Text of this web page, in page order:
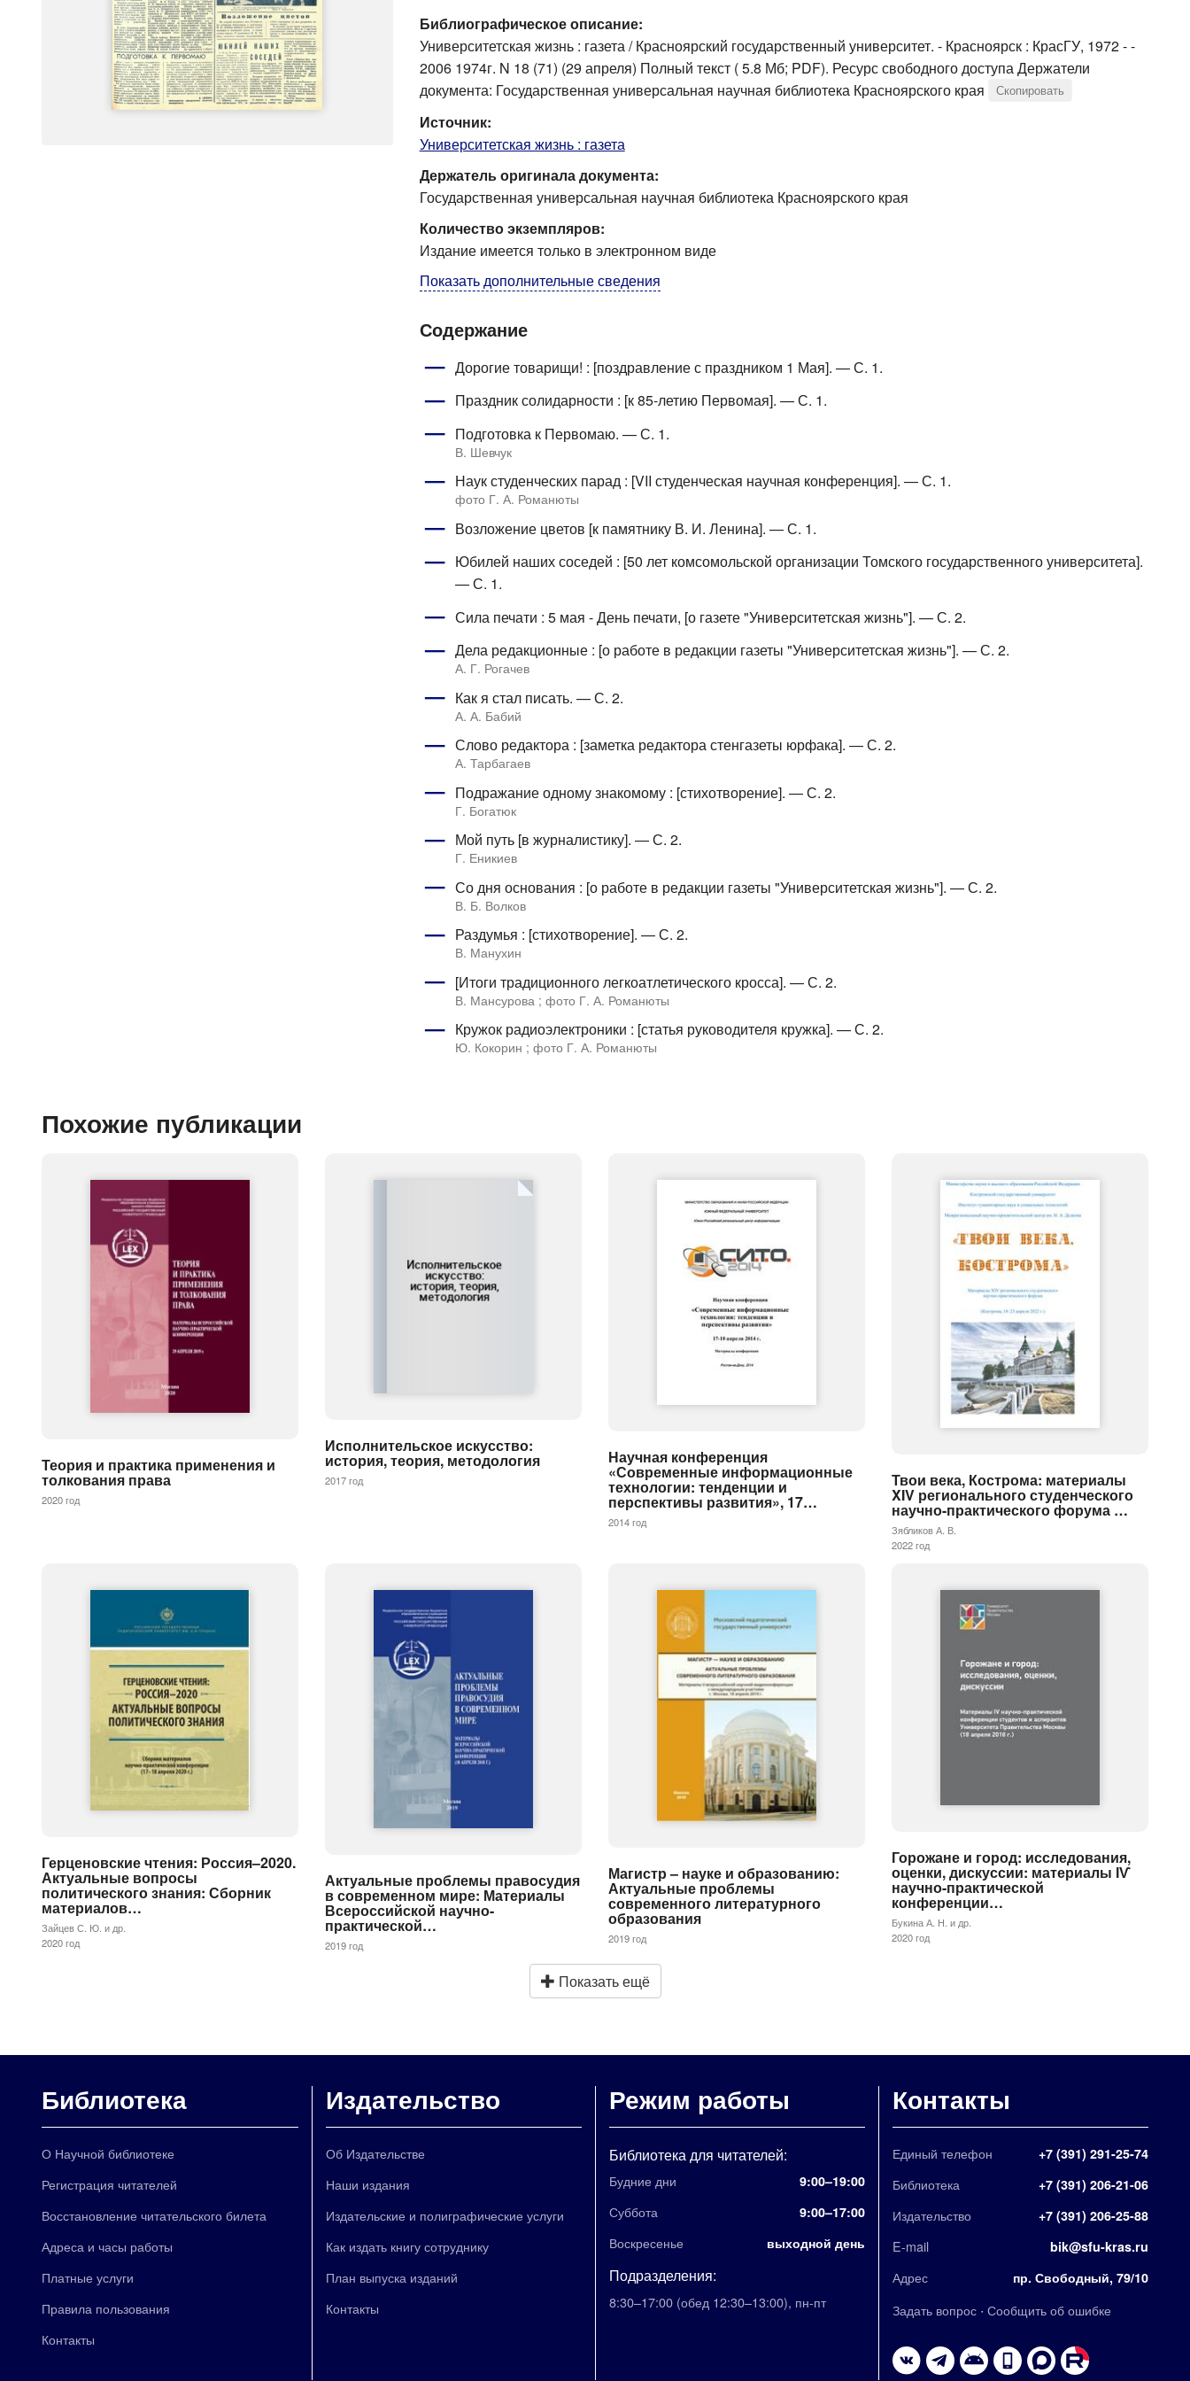
Библиографическое описание:
Университетская жизнь : газета / Красноярский государственный университет. - Красноярск : КрасГУ, 1972 - -
2006 1974г. N 18 (71) (29 апреля) Полный текст ( 5.8 Мб; PDF). Ресурс свободного доступа Держатели
документа: Государственная универсальная научная библиотека Красноярского края
Скопировать
Источник:
Университетская жизнь : газета
Держатель оригинала документа:
Государственная универсальная научная библиотека Красноярского края
Количество экземпляров:
Издание имеется только в электронном виде
Показать дополнительные сведения
Содержание
Дорогие товарищи! : [поздравление с праздником 1 Мая]. — С. 1.
Праздник солидарности : [к 85-летию Первомая]. — С. 1.
Подготовка к Первомаю. — С. 1.
В. Шевчук
Наук студенческих парад : [VII студенческая научная конференция]. — С. 1.
фото Г. А. Романюты
Возложение цветов [к памятнику В. И. Ленина]. — С. 1.
Юбилей наших соседей : [50 лет комсомольской организации Томского государственного университета].
— С. 1.
Сила печати : 5 мая - День печати, [о газете "Университетская жизнь"]. — С. 2.
Дела редакционные : [о работе в редакции газеты "Университетская жизнь"]. — С. 2.
А. Г. Рогачев
Как я стал писать. — С. 2.
А. А. Бабий
Слово редактора : [заметка редактора стенгазеты юрфака]. — С. 2.
А. Тарбагаев
Подражание одному знакомому : [стихотворение]. — С. 2.
Г. Богатюк
Мой путь [в журналистику]. — С. 2.
Г. Еникиев
Со дня основания : [о работе в редакции газеты "Университетская жизнь"]. — С. 2.
В. Б. Волков
Раздумья : [стихотворение]. — С. 2.
В. Манухин
[Итоги традиционного легкоатлетического кросса]. — С. 2.
В. Мансурова ; фото Г. А. Романюты
Кружок радиоэлектроники : [статья руководителя кружка]. — С. 2.
Ю. Кокорин ; фото Г. А. Романюты
Похожие публикации
Теория и практика применения и
толкования права
2020 год
Исполнительское искусство:
история, теория, методология
2017 год
Научная конференция
«Современные информационные
технологии: тенденции и
перспективы развития», 17…
2014 год
Твои века, Кострома: материалы
XIV регионального студенческого
научно-практического форума …
Зябликов А. В.
2022 год
Герценовские чтения: Россия–2020.
Актуальные вопросы
политического знания: Сборник
материалов…
Зайцев С. Ю. и др.
2020 год
Актуальные проблемы правосудия
в современном мире: Материалы
Всероссийской научно-
практической…
2019 год
Магистр – науке и образованию:
Актуальные проблемы
современного литературного
образования
2019 год
Горожане и город: исследования,
оценки, дискуссии: материалы ІѴ
научно-практической
конференции…
Букина А. Н. и др.
2020 год
Показать ещё
Библиотека
О Научной библиотеке
Регистрация читателей
Восстановление читательского билета
Адреса и часы работы
Платные услуги
Правила пользования
Контакты
Издательство
Об Издательстве
Наши издания
Издательские и полиграфические услуги
Как издать книгу сотруднику
План выпуска изданий
Контакты
Режим работы
Библиотека для читателей:
Будние дни 9:00–19:00
Суббота 9:00–17:00
Воскресенье выходной день
Подразделения:
8:30–17:00 (обед 12:30–13:00), пн-пт
Контакты
Единый телефон +7 (391) 291-25-74
Библиотека +7 (391) 206-21-06
Издательство +7 (391) 206-25-88
E-mail bik@sfu-kras.ru
Адрес пр. Свободный, 79/10
Задать вопрос · Сообщить об ошибке